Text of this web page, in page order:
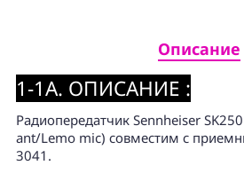
нас
Контакты
Описание
1-1A. ОПИСАНИЕ :
Радиопередатчик Sennheiser
ant/Lemo mic) совместим с
3041.